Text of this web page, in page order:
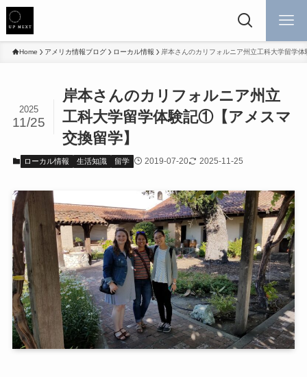
Home アメリカ情報ブログ ローカル情報 岸本さんのカリフォルニア州立工科大学留学
岸本さんのカリフォルニア州立
工科大学留学体験記①【アメスマ
交換留学】
2025
11/25
ローカル情報 生活知識 留学 2019-07-20 2025-11-25